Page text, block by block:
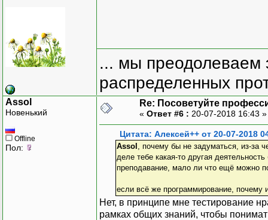
... мы преодолеваем
распределенных
Assol
Новенький
Offline
Пол:
Re: Посоветуйте
« Ответ #6 : 20-07-2018 16:43
Цитата: Алексей++ от 20-07-2018
Assol , почему бы не задуматься, из-за
деле тебе какая-то другая
преподавание, мало ли что ещё можно
если всё же программирование,
Нет, в принципе мне тестирование
рамках общих знаний, чтобы